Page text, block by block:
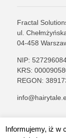
Fractal
ul.
04-458
NIP:
KRS:
REGON:
Informujemy, iż w